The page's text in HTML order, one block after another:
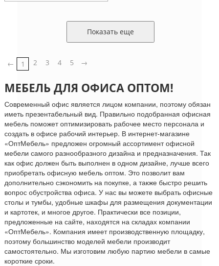
Показать еще
← 1 2 3 4 5 →
МЕБЕЛЬ ДЛЯ ОФИСА ОПТОМ!
Современный офис является лицом компании, поэтому обязан
иметь презентабельный вид. Правильно подобранная офисная
мебель поможет оптимизировать рабочее место персонала и
создать в офисе рабочий интерьер. В интернет-магазине
«ОптМебель» предложен огромный ассортимент офисной
мебели самого разнообразного дизайна и предназначения. Так
как офис должен быть выполнен в одном дизайне, лучше всего
приобретать офисную мебель оптом. Это позволит вам
дополнительно сэкономить на покупке, а также быстро решить
вопрос обустройства офиса. У нас вы можете выбрать офисные
столы и тумбы, удобные шкафы для размещения документации
и картотек, и многое другое. Практически все позиции,
предложенные на сайте, находятся на складах компании
«ОптМебель». Компания имеет производственную площадку,
поэтому большинство моделей мебели производит
самостоятельно. Мы изготовим любую партию мебели в самые
короткие сроки.